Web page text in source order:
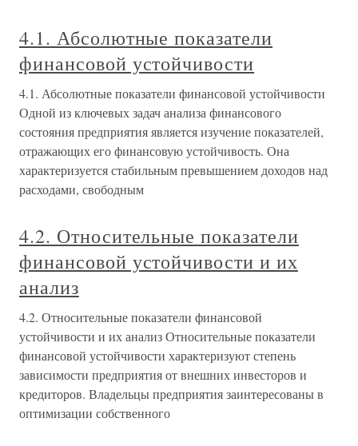
4.1. Абсолютные показатели
финансовой устойчивости
4.1. Абсолютные показатели финансовой устойчивости
Одной из ключевых задач анализа финансового
состояния предприятия является изучение показателей,
отражающих его финансовую устойчивость. Она
характеризуется стабильным превышением доходов над
расходами, свободным
4.2. Относительные показатели
финансовой устойчивости и их
анализ
4.2. Относительные показатели финансовой
устойчивости и их анализ Относительные показатели
финансовой устойчивости характеризуют степень
зависимости предприятия от внешних инвесторов и
кредиторов. Владельцы предприятия заинтересованы в
оптимизации собственного